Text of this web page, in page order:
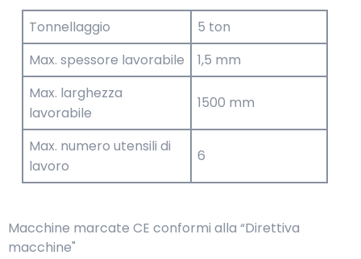
Tonnellaggio
5 ton
Max. spessore lavorabile
1,5 mm
Max. larghezza
lavorabile
1500 mm
Max. numero utensili di
lavoro
6
Macchine marcate CE conformi alla “Direttiva
macchine"